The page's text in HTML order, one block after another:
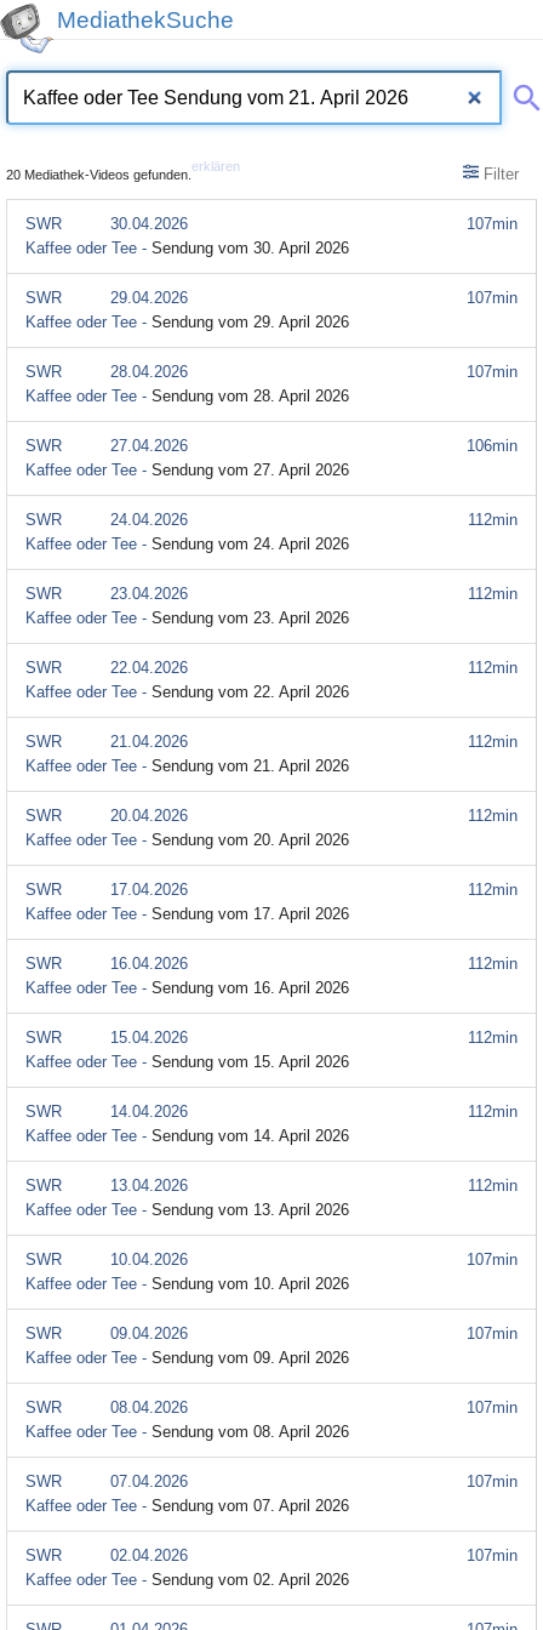
MediathekSuche
20 Mediathek-Videos gefunden.
erklären Filter
107min
SWR
30.04.2026
Kaffee oder Tee - Sendung vom 30. April 2026
107min
SWR
29.04.2026
Kaffee oder Tee - Sendung vom 29. April 2026
107min
SWR
28.04.2026
Kaffee oder Tee - Sendung vom 28. April 2026
106min
SWR
27.04.2026
Kaffee oder Tee - Sendung vom 27. April 2026
112min
SWR
24.04.2026
Kaffee oder Tee - Sendung vom 24. April 2026
112min
SWR
23.04.2026
Kaffee oder Tee - Sendung vom 23. April 2026
112min
SWR
22.04.2026
Kaffee oder Tee - Sendung vom 22. April 2026
112min
SWR
21.04.2026
Kaffee oder Tee - Sendung vom 21. April 2026
112min
SWR
20.04.2026
Kaffee oder Tee - Sendung vom 20. April 2026
112min
SWR
17.04.2026
Kaffee oder Tee - Sendung vom 17. April 2026
112min
SWR
16.04.2026
Kaffee oder Tee - Sendung vom 16. April 2026
112min
SWR
15.04.2026
Kaffee oder Tee - Sendung vom 15. April 2026
112min
SWR
14.04.2026
Kaffee oder Tee - Sendung vom 14. April 2026
112min
SWR
13.04.2026
Kaffee oder Tee - Sendung vom 13. April 2026
107min
SWR
10.04.2026
Kaffee oder Tee - Sendung vom 10. April 2026
107min
SWR
09.04.2026
Kaffee oder Tee - Sendung vom 09. April 2026
107min
SWR
08.04.2026
Kaffee oder Tee - Sendung vom 08. April 2026
107min
SWR
07.04.2026
Kaffee oder Tee - Sendung vom 07. April 2026
107min
SWR
02.04.2026
Kaffee oder Tee - Sendung vom 02. April 2026